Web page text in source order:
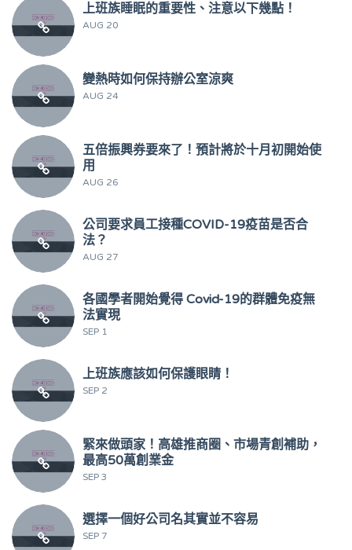
上班族睡眠的重要性、注意以下幾點！
AUG 20
變熱時如何保持辦公室涼爽
AUG 24
五倍振興券要來了！預計將於十月初開始使
用
AUG 26
公司要求員工接種COVID-19疫苗是否合
法？
AUG 27
各國學者開始覺得 Covid-19的群體免疫無
法實現
SEP 1
上班族應該如何保護眼睛！
SEP 2
緊來做頭家！高雄推商圈、市場青創補助，
最高50萬創業金
SEP 3
選擇一個好公司名其實並不容易
SEP 7